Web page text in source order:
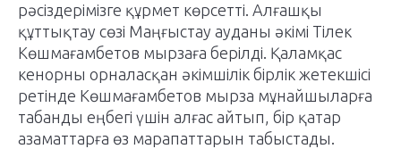
рәсіздерімізге құрмет көрсетті. Алғашқы
құттықтау сөзі Маңғыстау ауданы әкімі Тілек
Көшмағамбетов мырзаға берілді. Қаламқас
кенорны орналасқан әкімшілік бірлік жетекшісі
ретінде Көшмағамбетов мырза мұнайшыларға
табанды еңбегі үшін алғас айтып, бір қатар
азаматтарға өз марапаттарын табыстады.